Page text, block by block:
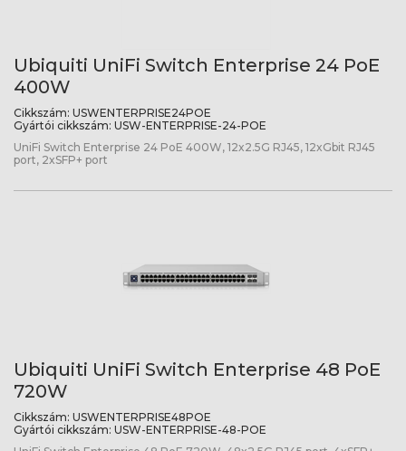
Ubiquiti UniFi Switch Enterprise 24 PoE
400W
Cikkszám: USWENTERPRISE24POE
Gyártói cikkszám: USW-ENTERPRISE-24-POE
UniFi Switch Enterprise 24 PoE 400W, 12x2.5G RJ45, 12xGbit RJ45
port, 2xSFP+ port
Ubiquiti UniFi Switch Enterprise 48 PoE
720W
Cikkszám: USWENTERPRISE48POE
Gyártói cikkszám: USW-ENTERPRISE-48-POE